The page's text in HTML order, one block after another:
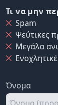
Τι να μην
Spam
Ψεύτικες
Μεγάλα
Όνομα